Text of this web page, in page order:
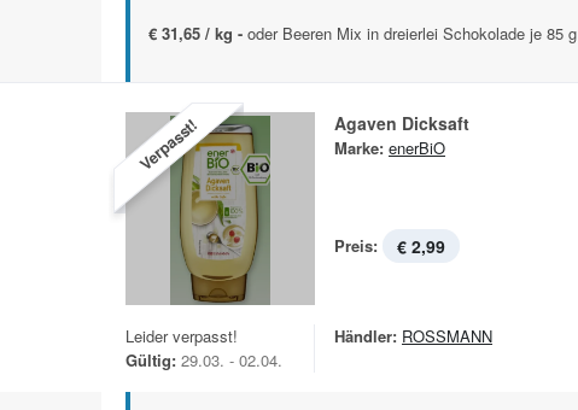
€ 31,65 / kg - oder Beeren Mix in dreierlei Schokolade je 85 g
Verpasst! Agaven Dicksaft
Marke: enerBiO
Preis: € 2,99
Leider verpasst!
Gültig: 29.03. - 02.04.
Händler: ROSSMANN